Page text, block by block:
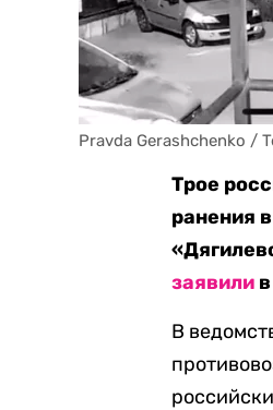
Pravda Gerashchenko /
Трое
ранения
заявили
В